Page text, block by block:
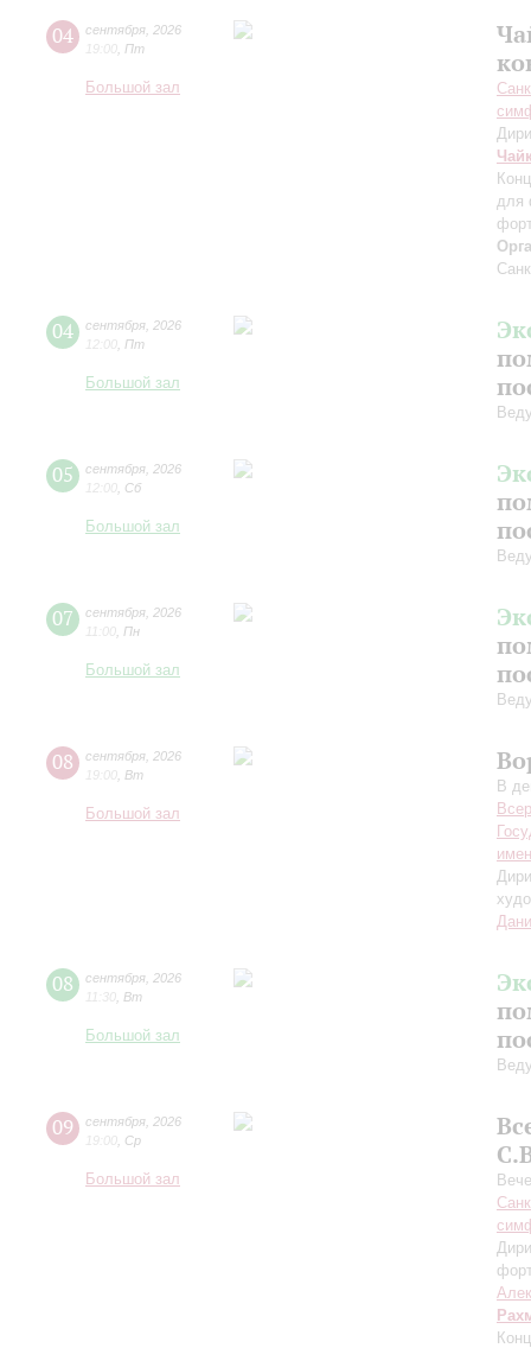
04 сентября 2026
19:00 Пт
Большой зал
для
04 сентября 2026
12:00 Пт
Большой зал
05 сентября 2026
12:00 Сб
Большой зал
07 сентября 2026
11:00 Пн
Большой зал
08 сентября 2026
19:00 Вт
Большой зал
В
08 сентября 2026
11:30 Вт
Большой зал
09 сентября 2026
19:00 Ср
Большой зал